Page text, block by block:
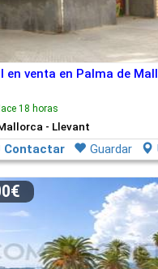
en venta en Palma de
18 horas
- Llevant
Contactar Guardar